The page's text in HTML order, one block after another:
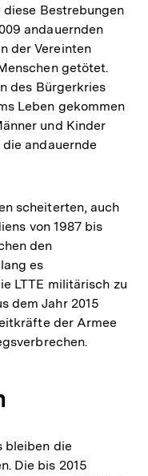
Bestrebungen
andauernden
der Vereinten
getötet.
des Bürgerkries
Leben gekommen
und Kinder
andauernde
scheiterten, auch
von 1987 bis
den
es
LTTE militärisch zu
dem Jahr 2015
der Armee
bleiben die
Die bis 2015